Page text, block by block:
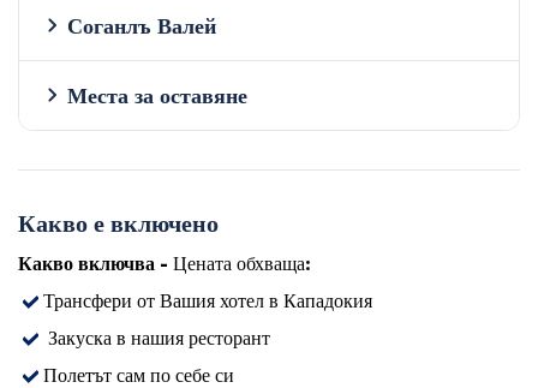
Соганлъ Валей
Места за оставяне
Какво е включено
Какво включва - Цената обхваща:
Трансфери от Вашия хотел в Кападокия
Закуска в нашия ресторант
Полетът сам по себе си